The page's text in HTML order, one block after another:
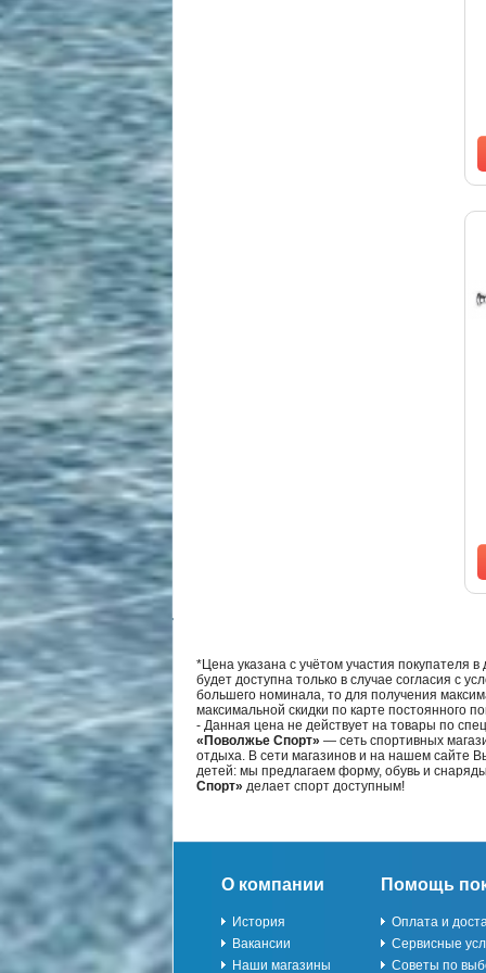
*Цена указана с учётом участия покупателя
будет доступна только в случае согласия с
большего номинала, то для получения
максимальной скидки по карте постоянного
- Данная цена не действует на товары по
«Поволжье Спорт» — сеть спортивных
отдыха. В сети магазинов и на нашем сайте
детей: мы предлагаем форму, обувь и
Спорт» делает спорт доступным!
О компании
История
Вакансии
Наши магазины
Помощь
Оплата и
Сервисные
Советы по